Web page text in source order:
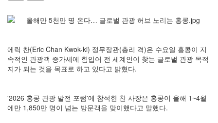
에릭 찬(Eric Chan Kwok-ki) 정무장관(총리 격)은 수요일 홍콩이 지
속적인 관광객 증가세에 힘입어 전 세계인이 찾는 글로벌 관광 목적
지가 되는 것을 목표로 하고 있다고 밝혔다.
'2026 홍콩 관광 발전 포럼'에 참석한 찬 사장은 홍콩이 올해 1~4월
에만 1,850만 명이 넘는 방문객을 맞이했다고 말했다.